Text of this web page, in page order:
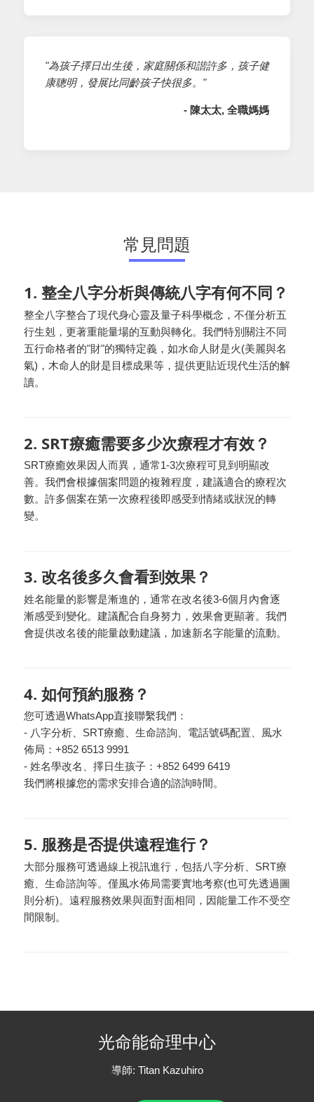
"為孩子擇日出生後，家庭關係和諧許多，孩子健
康聰明，發展比同齡孩子快很多。"
- 陳太太, 全職媽媽
常見問題
1. 整全八字分析與傳統八字有何不同？
整全八字整合了現代身心靈及量子科學概念，不僅分析五
行生剋，更著重能量場的互動與轉化。我們特別關注不同
五行命格者的"財"的獨特定義，如水命人財是火(美麗與名
氣)，木命人的財是目標成果等，提供更貼近現代生活的解
讀。
2. SRT療癒需要多少次療程才有效？
SRT療癒效果因人而異，通常1-3次療程可見到明顯改
善。我們會根據個案問題的複雜程度，建議適合的療程次
數。許多個案在第一次療程後即感受到情緒或狀況的轉
變。
3. 改名後多久會看到效果？
姓名能量的影響是漸進的，通常在改名後3-6個月內會逐
漸感受到變化。建議配合自身努力，效果會更顯著。我們
會提供改名後的能量啟動建議，加速新名字能量的流動。
4. 如何預約服務？
您可透過WhatsApp直接聯繫我們：
- 八字分析、SRT療癒、生命諮詢、電話號碼配置、風水
佈局： +852 6513 9991
- 姓名學改名、擇日生孩子： +852 6499 6419
我們將根據您的需求安排合適的諮詢時間。
5. 服務是否提供遠程進行？
大部分服務可透過線上視訊進行，包括八字分析、SRT療
癒、生命諮詢等。僅風水佈局需要實地考察(也可先透過圖
則分析)。遠程服務效果與面對面相同，因能量工作不受空
間限制。
光命能命理中心
導師: Titan Kazuhiro